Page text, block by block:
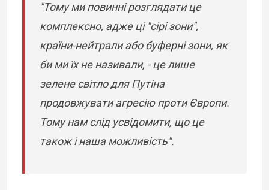
"Тому ми повинні розглядати це
комплексно, адже ці "сірі зони",
країни-нейтрали або буферні зони, як
би ми їх не називали, - це лише
зелене світло для Путіна
продовжувати агресію проти Європи.
Тому нам слід усвідомити, що це
також і наша можливість".